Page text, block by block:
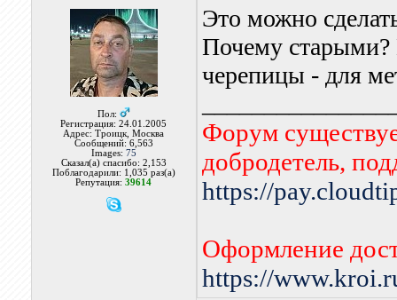
Пол:
Регистрация: 24.01.2005
Адрес: Троицк, Москва
Сообщений: 6,563
Images: 75
Сказал(а) спасибо: 2,153
Поблагодарили: 1,035 раз(а)
Репутация:39614
Это можно
Почему старыми?
черепицы - для
Форум
добродетель,
https://
Оформление
https://